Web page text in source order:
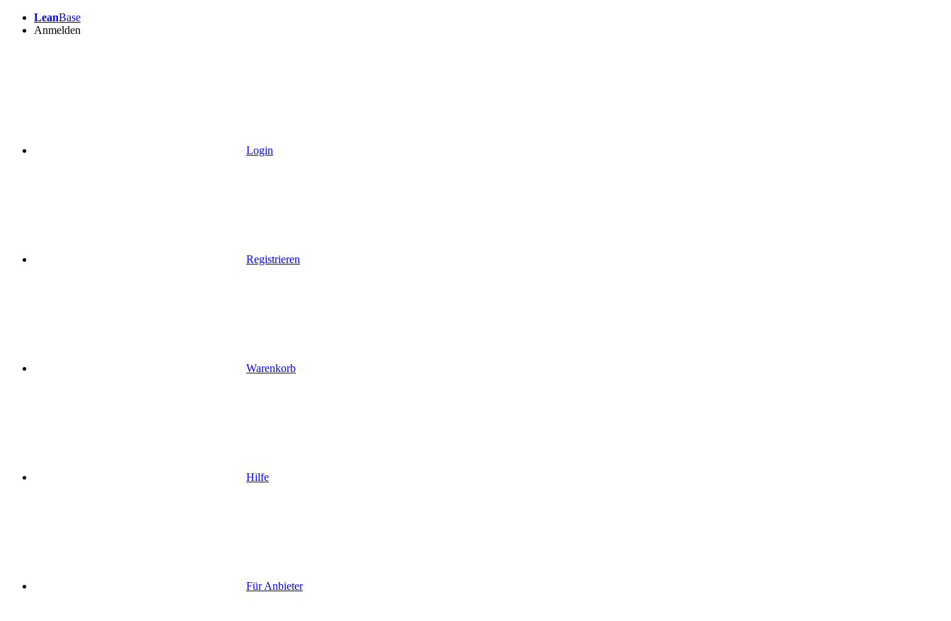
LeanBase
Anmelden
Login
Registrieren
Warenkorb
Hilfe
Für Anbieter